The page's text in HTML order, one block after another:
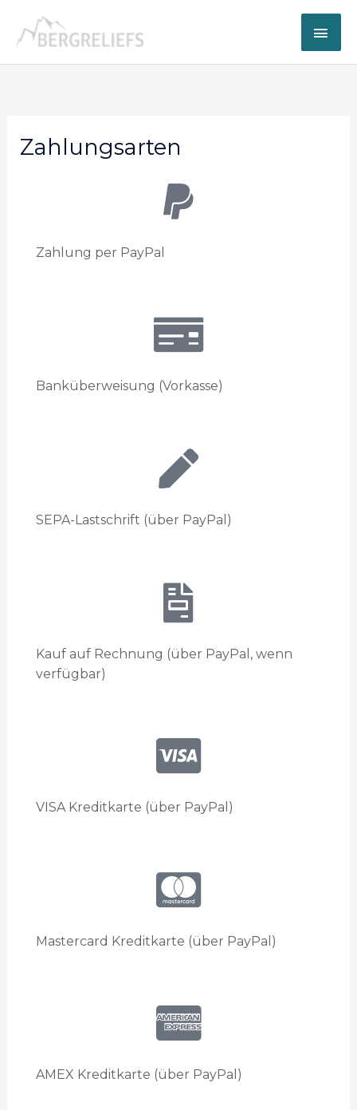
Inhalt
springen
Zahlungsarten
Zahlung per PayPal
Banküberweisung (Vorkasse)
SEPA-Lastschrift (über PayPal)
Kauf auf Rechnung (über PayPal, wenn
verfügbar)
VISA Kreditkarte (über PayPal)
Mastercard Kreditkarte (über PayPal)
AMEX Kreditkarte (über PayPal)